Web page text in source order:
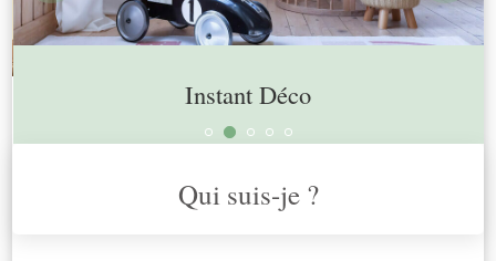
Instant Déco
Qui suis-je ?